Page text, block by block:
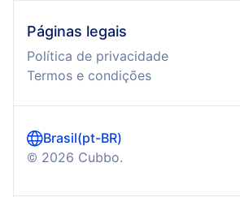
Páginas legais
Política de privacidade
Termos e condições
Brasil(pt-BR)
© 2026 Cubbo.